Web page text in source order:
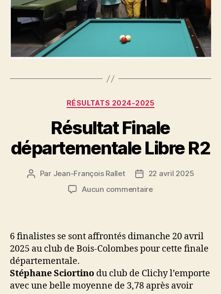
Catégories
RÉSULTATS 2024-2025
Résultat Finale
départementale Libre R2
Auteur
Par Jean-François Rallet
Date
de
22 avril 2025
Aucun commentairesur
Libre
6 finalistes se sont affrontés dimanche 20 avril
2025 au club de Bois-Colombes pour cette finale
départementale.
Stéphane Sciortino du club de Clichy l’emporte
avec une belle moyenne de 3,78 après avoir